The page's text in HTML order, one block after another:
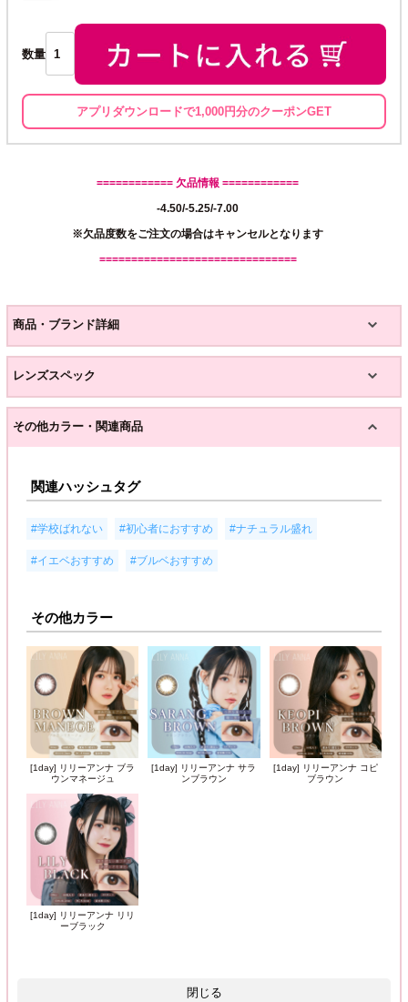
数量
アプリダウンロードで1,000円分のクーポンGET
============ 欠品情報 ============
-4.50/-5.25/-7.00
※欠品度数をご注文の場合はキャンセルとなります
===============================
商品・ブランド詳細
レンズスペック
その他カラー・関連商品
関連ハッシュタグ
#学校ばれない #初心者におすすめ #ナチュラル盛れ
#イエベおすすめ #ブルベおすすめ
その他カラー
[1day] リリーアンナ ブラ
ウンマネージュ
[1day] リリーアンナ サラ
ンブラウン
[1day] リリーアンナ コピ
ブラウン
[1day] リリーアンナ リリ
ーブラック
閉じる